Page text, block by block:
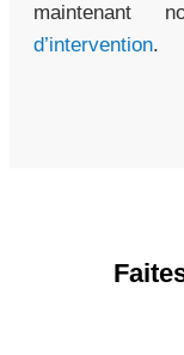
maintenant
d’intervention.